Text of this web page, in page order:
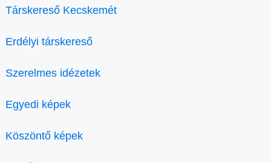
Társkereső Kecskemét
Erdélyi társkereső
Szerelmes idézetek
Egyedi képek
Köszöntő képek